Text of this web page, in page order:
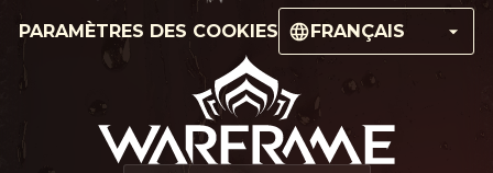
PARAMÈTRES DES COOKIES FRANÇAIS